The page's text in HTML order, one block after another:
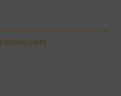
(H/F)